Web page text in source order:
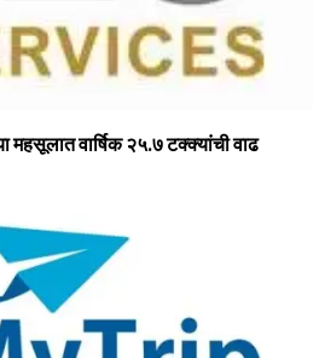
महसूलात वार्षिक २५.७ टक्क्यांची वाढ